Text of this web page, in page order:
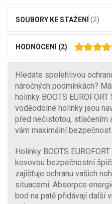
SOUBORY KE STAŽENÍ (2)
HODNOCENÍ (2)
Hledáte spolehlivou
náročných podmínkách?
holínky BOOTS
voděodolné holínky jsou
před nečistotou, stlačením
vám maximální bezpečnost
Holínky BOOTS
kovovou bezpečnostní
zajišťuje ochranu vašich
situacemi. Absorpce
bod na patě přidávají další